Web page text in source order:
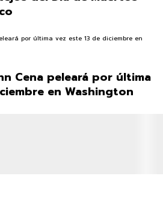
Cena peleará por última
en Washington